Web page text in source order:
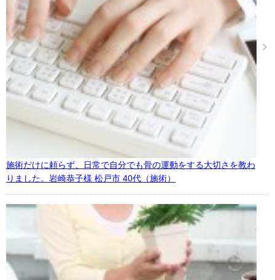
施術だけに頼らず、日常で自分でも骨の運動をする大切さを教わ
りました。岩崎恭子様 松戸市 40代（施術）